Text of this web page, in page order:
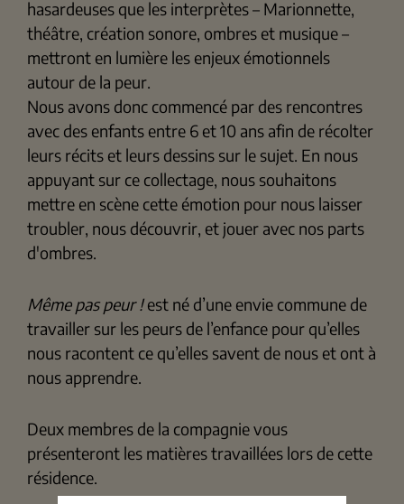
hasardeuses que les interprètes – Marionnette,
théâtre, création sonore, ombres et musique –
mettront en lumière les enjeux émotionnels
autour de la peur.
Nous avons donc commencé par des rencontres
avec des enfants entre 6 et 10 ans afin de récolter
leurs récits et leurs dessins sur le sujet. En nous
appuyant sur ce collectage, nous souhaitons
mettre en scène cette émotion pour nous laisser
troubler, nous découvrir, et jouer avec nos parts
d'ombres.
Même pas peur !est né d’une envie commune de
travailler sur les peurs de l’enfance pour qu’elles
nous racontent ce qu’elles savent de nous et ont à
nous apprendre.
Deux membres de la compagnie vous
présenteront les matières travaillées lors de cette
résidence.